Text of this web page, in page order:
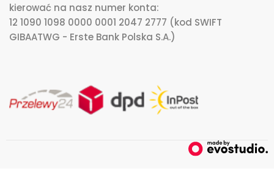
kierować na nasz numer konta:
12 1090 1098 0000 0001 2047 2777 (kod SWIFT
GIBAATWG - Erste Bank Polska S.A.)